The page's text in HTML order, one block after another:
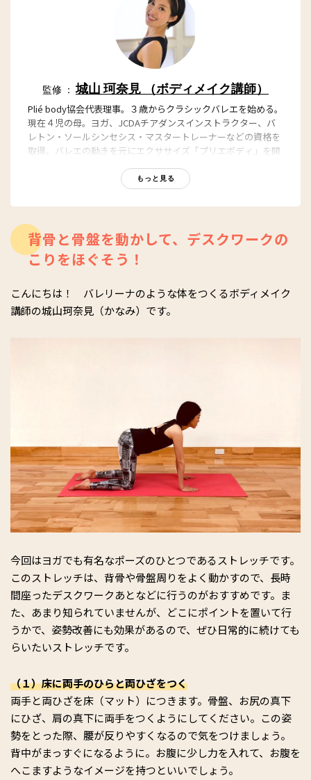
監修 ：城山 珂奈見 （ボディメイク講師）
Plié body協会代表理事。３歳からクラシックバレエを始める。
現在４児の母。ヨガ、JCDAチアダンスインストラクター、バ
レトン・ソールシンセシス・マスタートレーナーなどの資格を
取得。バレエの動きを元にエクササイズ「プリエボディ」を開
受賞。2017年11月に「Plié body fi tness hiroo」を開業する。
著書『姿勢を直すだけで全身が「上がる」プリボディ エクサ
サイズ』（ユサブル出版）。
Instagram
Plié Body FITNESS
もっと見る
背骨と骨盤を動かして、デスクワークの
こりをほぐそう！
こんにちは！ バレリーナのような体をつくるボディメイク
講師の城山珂奈見（かなみ）です。
今回はヨガでも有名なポーズのひとつであるストレッチです。
このストレッチは、背骨や骨盤周りをよく動かすので、長時
間座ったデスクワークあとなどに行うのがおすすめです。ま
た、あまり知られていませんが、どこにポイントを置いて行
うかで、姿勢改善にも効果があるので、ぜひ日常的に続けても
らいたいストレッチです。
（１）床に両手のひらと両ひざをつく
両手と両ひざを床（マット）につきます。骨盤、お尻の真下
にひざ、肩の真下に両手をつくようにしてください。この姿
勢をとった際、腰が反りやすくなるので気をつけましょう。
背中がまっすぐになるように。お腹に少し力を入れて、お腹を
へこますようなイメージを持つといいでしょう。